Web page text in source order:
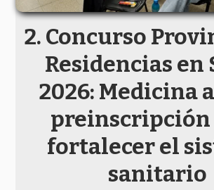
Concurso
Residencias en
2026: Medicina
preinscripción
fortalecer el
sanitario